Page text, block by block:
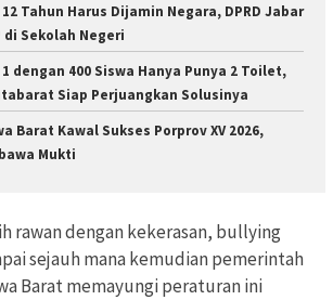
Tahun Harus Dijamin Negara, DPRD Jabar
di Sekolah Negeri
dengan 400 Siswa Hanya Punya 2 Toilet,
Siap Perjuangkan Solusinya
Barat Kawal Sukses Porprov XV 2026,
Mukti
rawan dengan kekerasan, bullying
sejauh mana kemudian pemerintah
Barat memayungi peraturan ini